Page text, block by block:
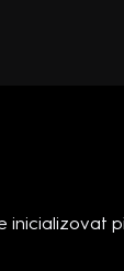
inicializovat